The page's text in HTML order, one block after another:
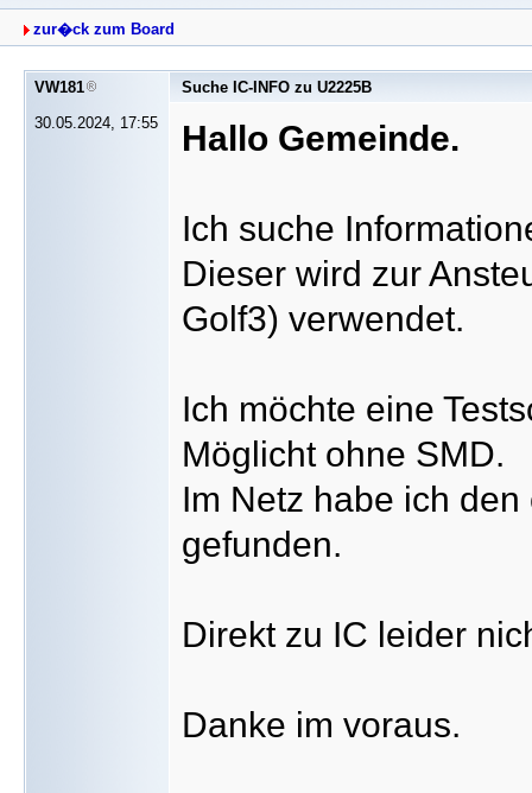
zur�ck zum Board
VW181
30.05.2024, 17:55
Suche IC-INFO zu U2225B
Hallo Gemeinde.
Ich suche
Dieser wird zur
Golf3) verwendet.
Ich möchte eine
Möglicht ohne SMD.
Im Netz habe ich
gefunden.
Direkt zu IC leider
Danke im voraus.